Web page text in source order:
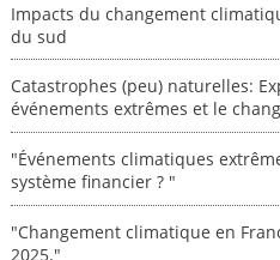
Impacts du changement
du sud
Catastrophes (peu) naturelles:
événements extrêmes et le
"Événements climatiques
système financier ? "
"Changement climatique en
2025."